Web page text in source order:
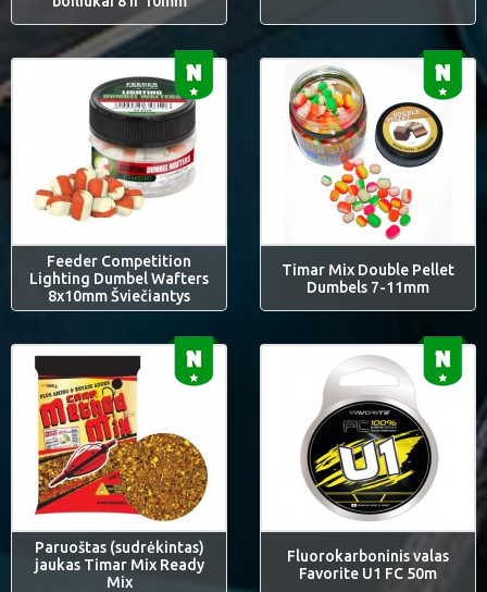
Feeder Competition
Lighting Dumbel Wafters
8x10mm Šviečiantys
Timar Mix Double Pellet
Dumbels 7-11mm
Paruoštas (sudrėkintas)
jaukas Timar Mix Ready
Mix
Fluorokarboninis valas
Favorite U1 FC 50m